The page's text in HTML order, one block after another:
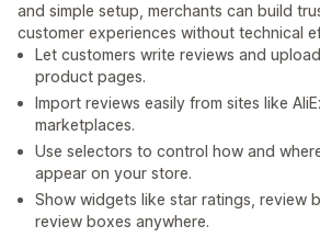
and simple setup, merchants can build
customer experiences without technical
Let customers write reviews and
product pages.
Import reviews easily from sites like
marketplaces.
Use selectors to control how and
appear on your store.
Show widgets like star ratings, review
review boxes anywhere.